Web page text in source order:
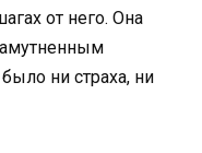
от него. Она
ни страха, ни